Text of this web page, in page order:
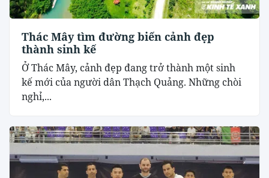
Thác Mây tìm đường biến cảnh đẹp
thành sinh kế
Ở Thác Mây, cảnh đẹp đang trở thành một sinh
kế mới của người dân Thạch Quảng. Những chòi
nghỉ,...